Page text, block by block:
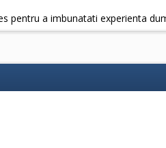
pentru a imbunatati experienta